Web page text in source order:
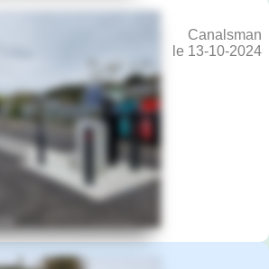
Canalsman
le 13-10-2024